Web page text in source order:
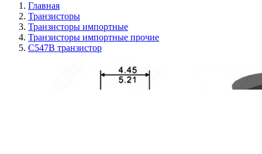
Главная
Транзисторы
Транзисторы импортные
Транзисторы импортные прочие
C547B транзистор